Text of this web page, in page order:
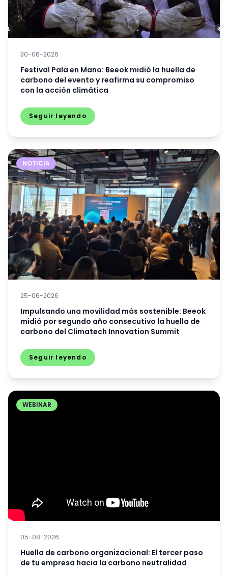
30-06-2026
Festival Pala en Mano: Beeok midió la huella de
carbono del evento y reafirma su compromiso
con la acción climática
Seguir leyendo
NOTICIA
25-06-2026
Impulsando una movilidad más sostenible: Beeok
midió por segundo año consecutivo la huella de
carbono del Climatech Innovation Summit
Seguir leyendo
WEBINAR
05-08-2026
Huella de carbono organizacional: El tercer paso
de tu empresa hacia la carbono neutralidad